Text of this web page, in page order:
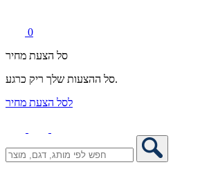
0
סל הצעת מחיר
סל ההצעות שלך ריק כרגע.
לסל הצעת מחיר